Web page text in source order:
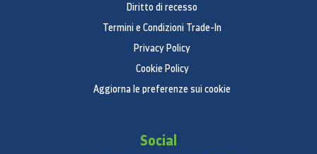
Diritto di recesso
Termini e Condizioni Trade-In
Privacy Policy
Cookie Policy
Aggiorna le preferenze sui cookie
Social